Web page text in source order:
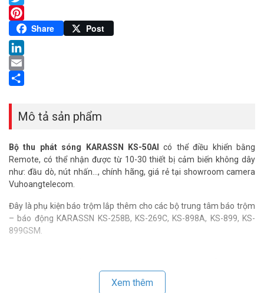
Twitter
Pinterest
Share Post
LinkedIn
Email
Mô tả sản phẩm
Bộ thu phát sóng KARASSN KS-50AI có thể điều khiển bằng
Remote, có thể nhận được từ 10-30 thiết bị cảm biến không dây
như: đầu dò, nút nhấn…, chính hãng, giá rẻ tại showroom camera
Vuhoangtelecom.
Đây là phụ kiện báo trộm lắp thêm cho các bộ trung tâm báo trộm
– báo động KARASSN KS-258B, KS-269C, KS-898A, KS-899, KS-
899GSM.
KARASSN KS-50AI GIÁ RẺ
Xem thêm